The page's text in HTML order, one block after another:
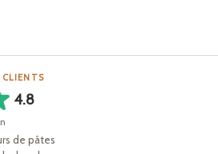
CLIENTS
4.8
de pâtes